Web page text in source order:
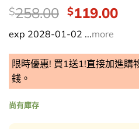
價
錢：
$258.00 Original
price
was:
$258.00.
$119.00
exp 2028-01-02 ...more
限時優惠! 買1送1!直接加進購
錢。
尚有庫存